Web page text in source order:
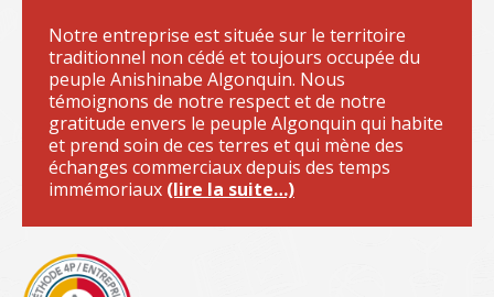
Notre entreprise est située sur le territoire
traditionnel non cédé et toujours occupée du
peuple Anishinabe Algonquin. Nous
témoignons de notre respect et de notre
gratitude envers le peuple Algonquin qui habite
et prend soin de ces terres et qui mène des
échanges commerciaux depuis des temps
immémoriaux (lire la suite…)